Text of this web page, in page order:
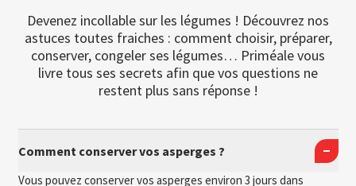
Devenez incollable sur les légumes ! Découvrez nos
astuces toutes fraiches : comment choisir, préparer,
conserver, congeler ses légumes… Priméale vous
livre tous ses secrets afin que vos questions ne
restent plus sans réponse !
Comment conserver vos asperges ?
Vous pouvez conserver vos asperges environ 3 jours dans